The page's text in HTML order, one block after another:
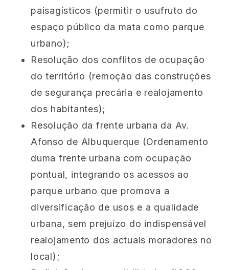
paisagísticos (permitir o usufruto do
espaço público da mata como parque
urbano);
Resolução dos conflitos de ocupação
do território (remoção das construções
de segurança precária e realojamento
dos habitantes);
Resolução da frente urbana da Av.
Afonso de Albuquerque (Ordenamento
duma frente urbana com ocupação
pontual, integrando os acessos ao
parque urbano que promova a
diversificação de usos e a qualidade
urbana, sem prejuízo do indispensável
realojamento dos actuais moradores no
local);